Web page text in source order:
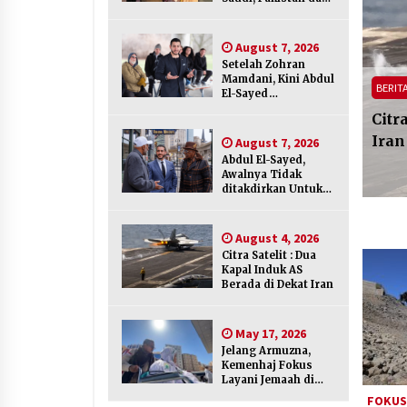
Citra Satelit : Dua Kapal Induk AS
August 4, 2026
Hari Keempat Operasional Haji
April 25, 2026
Dilema Perang AS-Israel VS Iran:
Menang Kekuatan Tempur, Kalah
April 22, 2026
August 7, 2026
Setelah Zohran
Mamdani, Kini Abdul
El-Sayed
August 7, 2026
Abdul El-Sayed,
Awalnya Tidak
ditakdirkan Untuk
August 4, 2026
Citra Satelit : Dua
Kapal Induk AS
Berada di Dekat Iran
May 17, 2026
Jelang Armuzna,
Kemenhaj Fokus
Layani Jemaah di
TOKOH
August 7, 2026
Iran
FOKUS